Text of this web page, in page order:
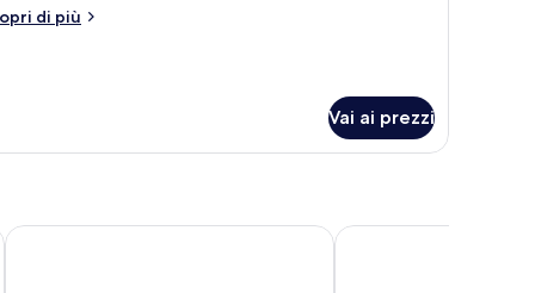
di più
Vai ai prezzi
Hotel Sunroute Taipei Santos Hotel